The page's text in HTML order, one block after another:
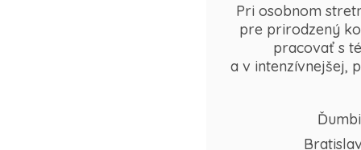
Pri osobnom
pre prirodzený
pracovať s
a v intenzívnejšej,